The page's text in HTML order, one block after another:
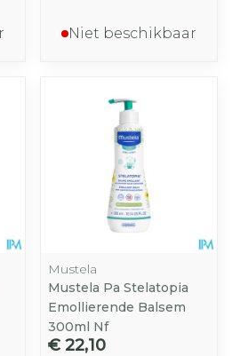
Niet beschikbaar
Mustela
Mustela Pa Stelatopia
Emollierende Balsem
300ml Nf
€ 22,10